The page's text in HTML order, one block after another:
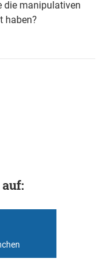
die manipulativen
haben?